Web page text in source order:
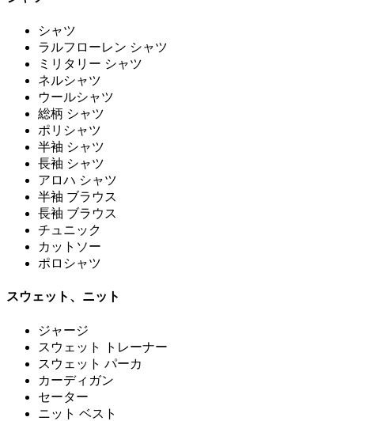
シャツ
ラルフローレン シャツ
ミリタリー シャツ
ネルシャツ
ウールシャツ
総柄 シャツ
ポリシャツ
半袖 シャツ
長袖 シャツ
アロハ シャツ
半袖 ブラウス
長袖 ブラウス
チュニック
カットソー
ポロシャツ
スウェット、ニット
ジャージ
スウェット トレーナー
スウェット パーカ
カーディガン
セーター
ニット ベスト